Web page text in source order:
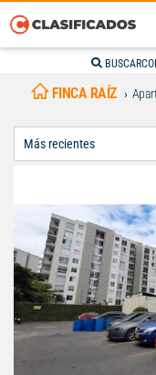
BUSCAR
FINCA RAÍZ